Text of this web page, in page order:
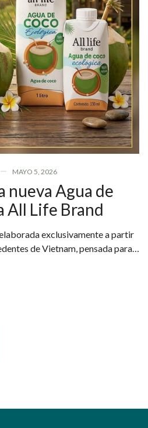
MAYO 5, 2026
nueva Agua de
All Life Brand
exclusivamente a partir
de Vietnam, pensada para